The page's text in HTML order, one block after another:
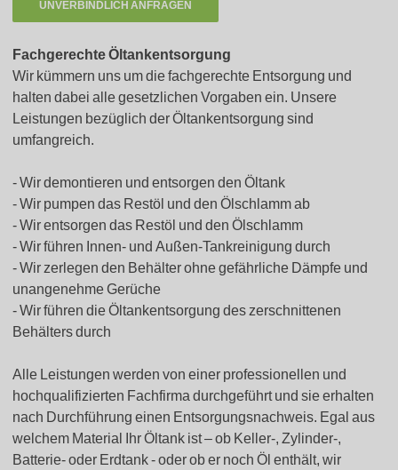
Fachgerechte Öltankentsorgung
Wir kümmern uns um die fachgerechte Entsorgung und
halten dabei alle gesetzlichen Vorgaben ein. Unsere
Leistungen bezüglich der Öltankentsorgung sind
umfangreich.
Wir demontieren und entsorgen den Öltank
Wir pumpen das Restöl und den Ölschlamm ab
Wir entsorgen das Restöl und den Ölschlamm
Wir führen Innen- und Außen-Tankreinigung durch
Wir zerlegen den Behälter ohne gefährliche Dämpfe und
unangenehme Gerüche
Wir führen die Öltankentsorgung des zerschnittenen
Behälters durch
Alle Leistungen werden von einer professionellen und
hochqualifizierten Fachfirma durchgeführt und sie erhalten
nach Durchführung einen Entsorgungsnachweis. Egal aus
welchem Material Ihr Öltank ist – ob Keller-, Zylinder-,
Batterie- oder Erdtank - oder ob er noch Öl enthält, wir